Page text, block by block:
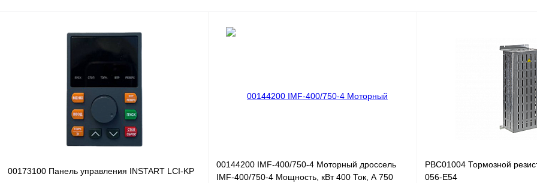
00173100 Панель управления INSTART LCI-KP
00144200 IMF-400/750-4 Моторный дроссель
IMF-400/750-4 Мощность, кВт 400 Ток, А 750
PBC01004 Тормозной
056-E54